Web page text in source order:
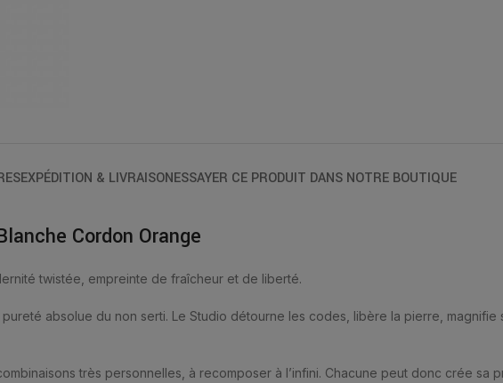
EXPÉDITION & LIVRAISONESSAYER CE PRODUIT DANS NOTRE BOUTIQUE
Cordon Orange
twistée, empreinte de fraîcheur et de liberté.
absolue du non serti. Le Studio détourne les codes, libère la pierre, magnifie
très personnelles, à recomposer à l’infini. Chacune peut donc crée sa